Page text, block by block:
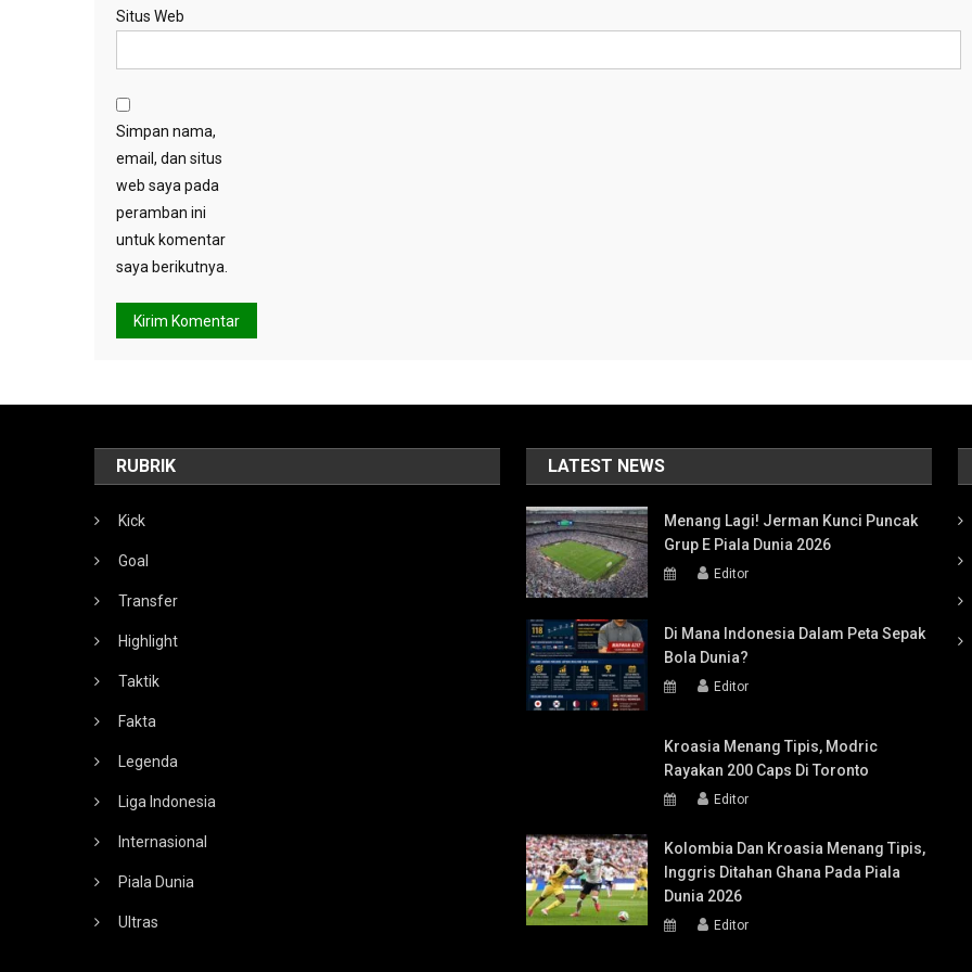
Situs Web
Simpan nama,
email, dan situs
web saya pada
peramban ini
untuk komentar
saya berikutnya.
RUBRIK
Kick
Goal
Transfer
Highlight
Taktik
Fakta
Legenda
Liga Indonesia
Internasional
Piala Dunia
Ultras
LATEST NEWS
Menang Lagi! Jerman Kunci Puncak
Grup E Piala Dunia 2026
Editor
Di Mana Indonesia Dalam Peta Sepak
Bola Dunia?
Editor
Kroasia Menang Tipis, Modric
Rayakan 200 Caps Di Toronto
Editor
Kolombia Dan Kroasia Menang Tipis,
Inggris Ditahan Ghana Pada Piala
Dunia 2026
Editor